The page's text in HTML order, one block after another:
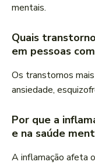
mentais.
Quais
em pessoas
Os transtornos
ansiedade,
Por que a
e na saúde
A inflamação afeta